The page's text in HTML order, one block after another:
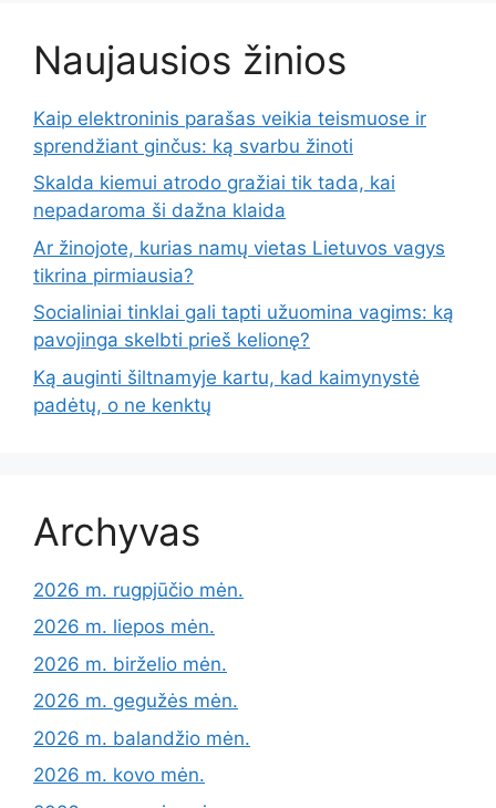
Naujausios žinios
Kaip elektroninis parašas veikia teismuose ir
sprendžiant ginčus: ką svarbu žinoti
Skalda kiemui atrodo gražiai tik tada, kai
nepadaroma ši dažna klaida
Ar žinojote, kurias namų vietas Lietuvos vagys
tikrina pirmiausia?
Socialiniai tinklai gali tapti užuomina vagims: ką
pavojinga skelbti prieš kelionę?
Ką auginti šiltnamyje kartu, kad kaimynystė
padėtų, o ne kenktų
Archyvas
2026 m. rugpjūčio mėn.
2026 m. liepos mėn.
2026 m. birželio mėn.
2026 m. gegužės mėn.
2026 m. balandžio mėn.
2026 m. kovo mėn.